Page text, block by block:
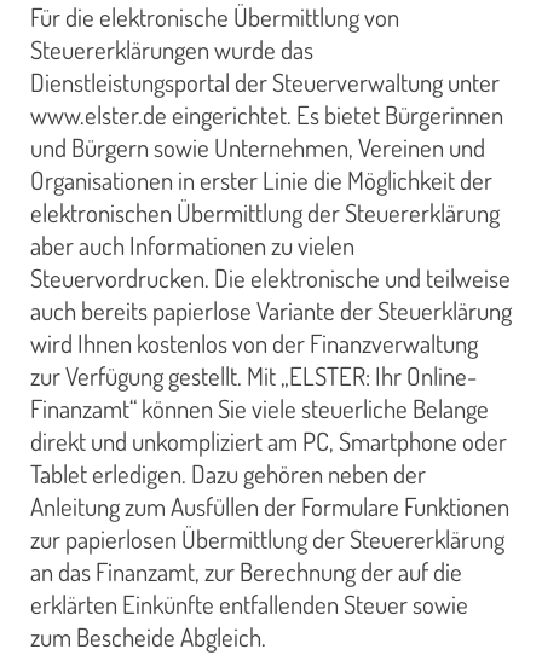
Für die elektronische Übermittlung von
Steuererklärungen wurde das
Dienstleistungsportal der Steuerverwaltung unter
www.elster.de eingerichtet. Es bietet Bürgerinnen
und Bürgern sowie Unternehmen, Vereinen und
Organisationen in erster Linie die Möglichkeit der
elektronischen Übermittlung der Steuererklärung
aber auch Informationen zu vielen
Steuervordrucken. Die elektronische und teilweise
auch bereits papierlose Variante der Steuerklärung
wird Ihnen kostenlos von der Finanzverwaltung
zur Verfügung gestellt. Mit „ELSTER: Ihr Online-
Finanzamt“ können Sie viele steuerliche Belange
direkt und unkompliziert am PC, Smartphone oder
Tablet erledigen. Dazu gehören neben der
Anleitung zum Ausfüllen der Formulare Funktionen
zur papierlosen Übermittlung der Steuererklärung
an das Finanzamt, zur Berechnung der auf die
erklärten Einkünfte entfallenden Steuer sowie
zum Bescheide Abgleich.